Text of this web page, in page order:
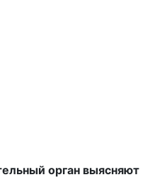
орган выясняют